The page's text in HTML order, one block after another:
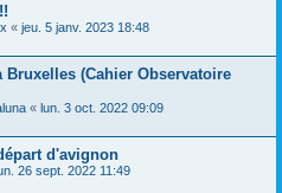
« jeu. 5 janv. 2023 18:48
(Cahier Observatoire
« lun. 3 oct. 2022 09:09
d'avignon
26 sept. 2022 11:49